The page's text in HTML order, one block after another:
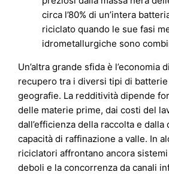
circa l’80% di un’intera
riciclato quando le sue fasi
idrometallurgiche sono
Un’altra grande sfida è l’economia
recupero tra i diversi tipi di
geografie. La redditività dipende
delle materie prime, dai costi del
dall’efficienza della raccolta e
capacità di raffinazione a valle. In
riciclatori affrontano ancora
deboli e la concorrenza da canali